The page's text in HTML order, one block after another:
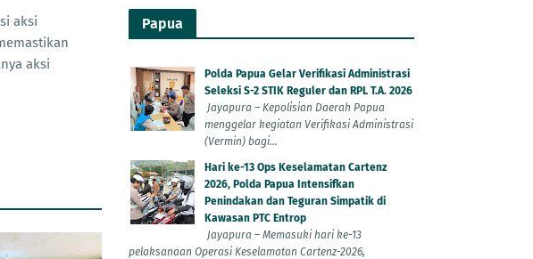
aksi
aksi
Papua
Polda Papua Gelar Verifikasi Administrasi
Seleksi S-2 STIK Reguler dan RPL T.A. 2026
Jayapura – Kepolisian Daerah Papua
menggelar kegiatan Verifikasi Administrasi
(Vermin) bagi...
Hari ke-13 Ops Keselamatan Cartenz
2026, Polda Papua Intensifkan
Penindakan dan Teguran Simpatik di
Kawasan PTC Entrop
Jayapura – Memasuki hari ke-13
pelaksanaan Operasi Keselamatan Cartenz-2026,